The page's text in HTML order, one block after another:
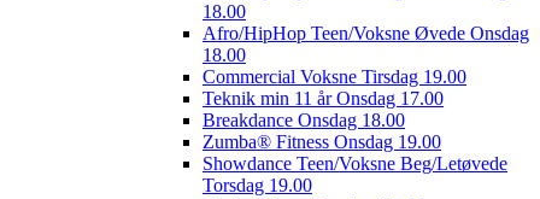
18.00
Afro/HipHop Teen/Voksne Øvede Onsdag
18.00
Commercial Voksne Tirsdag 19.00
Teknik min 11 år Onsdag 17.00
Breakdance Onsdag 18.00
Zumba® Fitness Onsdag 19.00
Showdance Teen/Voksne Beg/Letøvede
Torsdag 19.00